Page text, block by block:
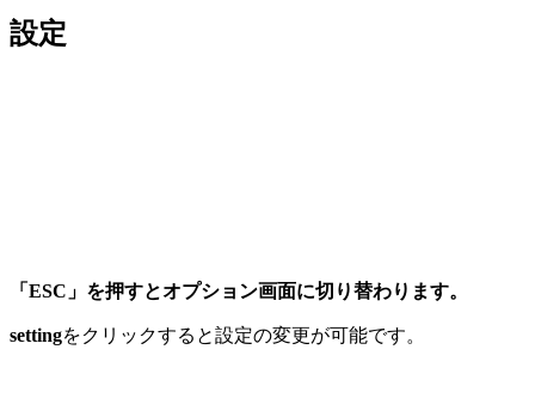
設定
「ESC」を押すとオプション画面に切り替わります。
settingをクリックすると設定の変更が可能です。